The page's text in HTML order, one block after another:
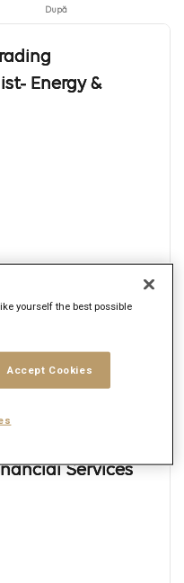
După
Energy &
Services
yourself the best possible
Accept Cookies